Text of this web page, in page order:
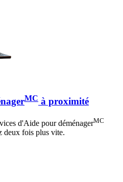
MC à proximité
d'Aide pour déménagerMC
deux fois plus vite.